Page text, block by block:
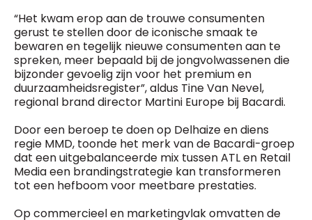
“Het kwam erop aan de trouwe consumenten
gerust te stellen door de iconische smaak te
bewaren en tegelijk nieuwe consumenten aan te
spreken, meer bepaald bij de jongvolwassenen die
bijzonder gevoelig zijn voor het premium en
duurzaamheidsregister”, aldus Tine Van Nevel,
regional brand director Martini Europe bij Bacardi.
Door een beroep te doen op Delhaize en diens
regie MMD, toonde het merk van de Bacardi-groep
dat een uitgebalanceerde mix tussen ATL en Retail
Media een brandingstrategie kan transformeren
tot een hefboom voor meetbare prestaties.
Op commercieel en marketingvlak omvatten de